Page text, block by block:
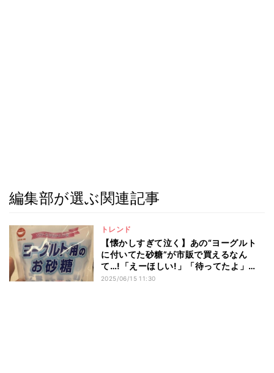
編集部が選ぶ関連記事
トレンド
【懐かしすぎて泣く】あの“ヨーグルト
に付いてた砂糖”が市販で買えるなん
て…!「えーほしい!」「待ってたよ」
「近所で売ってるかな」
2025/06/15 11:30